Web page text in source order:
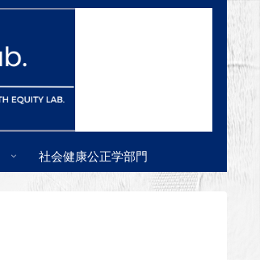
社会健康公正学部門